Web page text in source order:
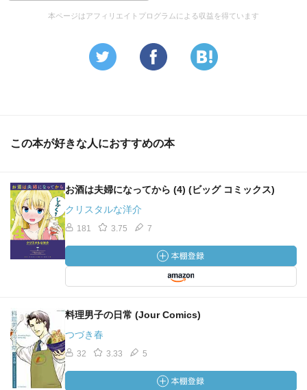
本ページはアフィリエイトプログラムによる収益を得ています
この本が好きな人におすすめの本
お酒は夫婦になってから (4) (ビッグ コミックス)
クリスタルな洋介
181 3.75 7
料理男子の日常 (Jour Comics)
つづき春
32 3.33 5